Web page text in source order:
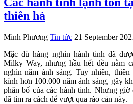
thiên hà
Minh Phương Tin tức 21 September
Mặc dù hàng nghìn hành tinh đã
Milky Way, nhưng hầu hết đều nằm
nghìn năm ánh sáng. Tuy nhiên,
kính hơn 100.000 năm ánh sáng, gây
phân bố của các hành tinh. Nhưng
đã tìm ra cách để vượt qua rào cản này.